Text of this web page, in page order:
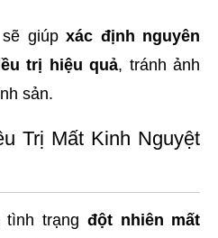
sẽ giúpxác định nguyên
trị hiệu quả, tránh ảnh
sản.
Trị Mất Kinh Nguyệt
tình trạng đột nhiên mất